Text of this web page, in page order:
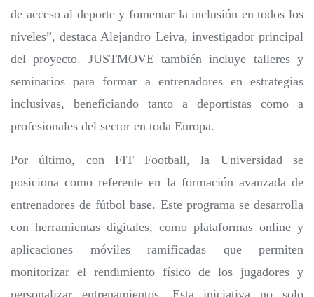
de acceso al deporte y fomentar la inclusión en todos los
niveles”, destaca Alejandro Leiva, investigador principal
del proyecto. JUSTMOVE también incluye talleres y
seminarios para formar a entrenadores en estrategias
inclusivas, beneficiando tanto a deportistas como a
profesionales del sector en toda Europa.
Por último, con FIT Football, la Universidad se
posiciona como referente en la formación avanzada de
entrenadores de fútbol base. Este programa se desarrolla
con herramientas digitales, como plataformas online y
aplicaciones móviles ramificadas que permiten
monitorizar el rendimiento físico de los jugadores y